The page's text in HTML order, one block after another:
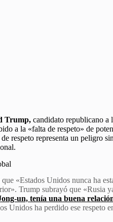
Trump, candidato republicano a
a la «falta de respeto» de
respeto representa un peligro
«Estados Unidos nunca ha
Trump subrayó que «Rusia
un, tenía una buena
Unidos ha perdido ese respeto